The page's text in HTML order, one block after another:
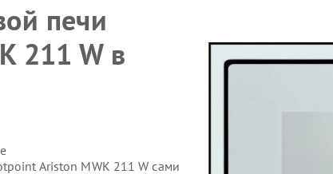
печи
211 W в
Ariston MWK 211 W сами